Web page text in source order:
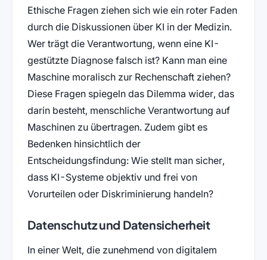
Ethische Fragen ziehen sich wie ein roter Faden
durch die Diskussionen über KI in der Medizin.
Wer trägt die Verantwortung, wenn eine KI-
gestützte Diagnose falsch ist? Kann man eine
Maschine moralisch zur Rechenschaft ziehen?
Diese Fragen spiegeln das Dilemma wider, das
darin besteht, menschliche Verantwortung auf
Maschinen zu übertragen. Zudem gibt es
Bedenken hinsichtlich der
Entscheidungsfindung: Wie stellt man sicher,
dass KI-Systeme objektiv und frei von
Vorurteilen oder Diskriminierung handeln?
Datenschutz und Datensicherheit
In einer Welt, die zunehmend von digitalem